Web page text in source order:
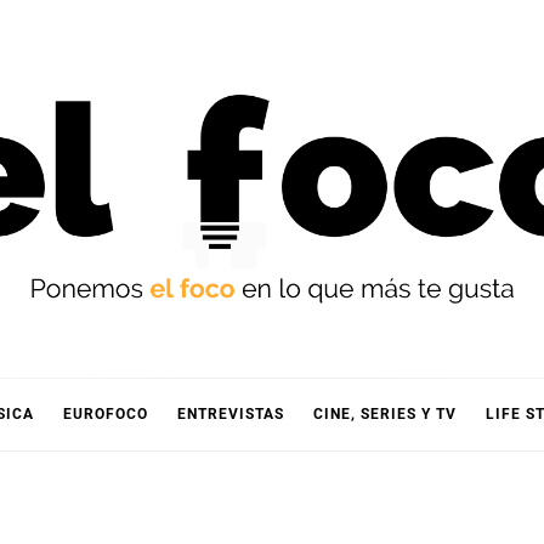
EUROFOCO ENTREVISTAS CINE, SERIES Y TV LIFE